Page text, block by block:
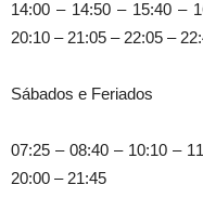
14:00 – 14:50 – 15:40 –
20:10 – 21:05 – 22:05 –
Sábados e Feriados
07:25 – 08:40 – 10:10 –
20:00 – 21:45